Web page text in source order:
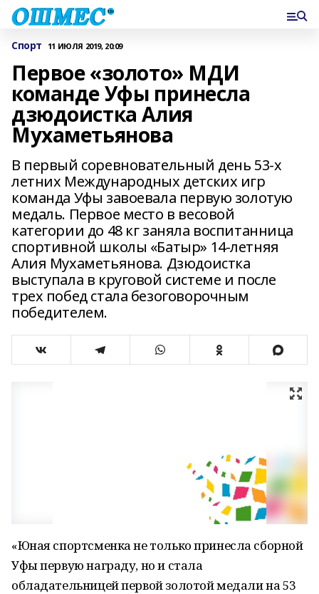
Спорт 11 ИЮЛЯ 2019, 20:09
Первое «золото» МДИ
команде Уфы принесла
дзюдоистка Алия
Мухаметьянова
В первый соревновательный день 53-х
летних Международных детских игр
команда Уфы завоевала первую золотую
медаль. Первое место в весовой
категории до 48 кг заняла воспитанница
спортивной школы «Батыр» 14-летняя
Алия Мухаметьянова. Дзюдоистка
выступала в круговой системе и после
трех побед стала безоговорочным
победителем.
«Юная спортсменка не только принесла сборной
Уфы первую награду, но и стала
обладательницей первой золотой медали на 53